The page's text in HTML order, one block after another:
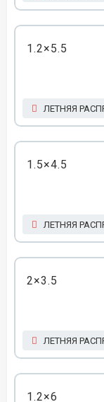
1.2×5.5
ЛЕТНЯЯ
1.5×4.5
ЛЕТНЯЯ
2×3.5
ЛЕТНЯЯ
1.2×6